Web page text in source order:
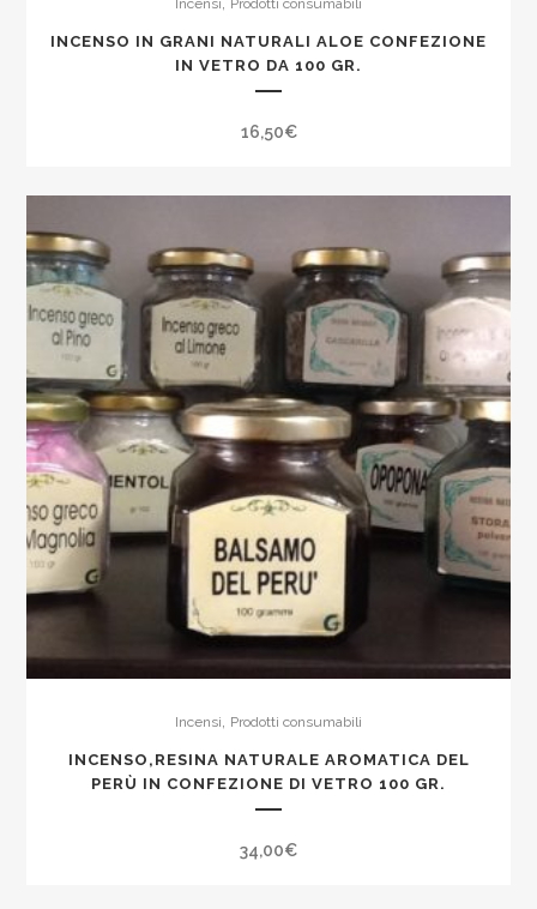
INCENSO IN GRANI NATURALI ALOE CONFEZIONE
IN VETRO DA 100 GR.
16,50€
Incensi Prodotti consumabili
INCENSO,RESINA NATURALE AROMATICA DEL
PERÙ IN CONFEZIONE DI VETRO 100 GR.
34,00€